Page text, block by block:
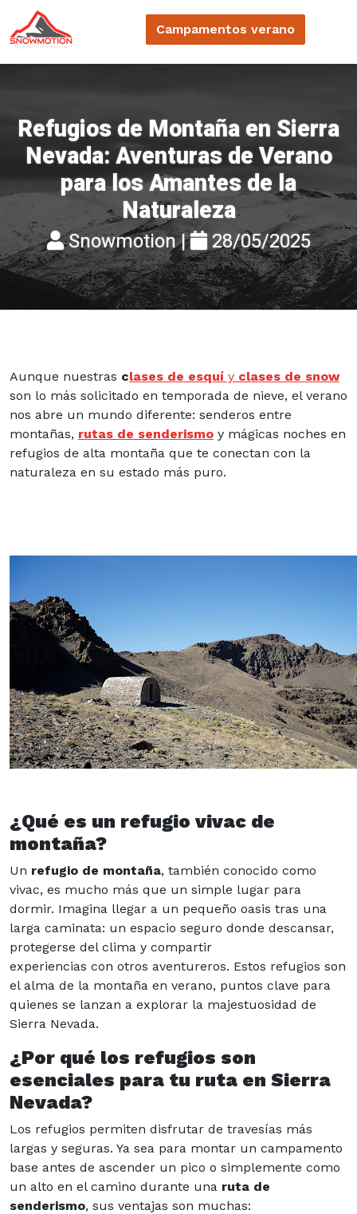
Campamentos verano
Refugios de Montaña en Sierra
Nevada: Aventuras de Verano
para los Amantes de la
Naturaleza
Snowmotion | 28/05/2025
Aunque nuestras clases de esquí y clases de snow
son lo más solicitado en temporada de nieve, el verano
nos abre un mundo diferente: senderos entre
montañas, rutas de senderismo y mágicas noches en
refugios de alta montaña que te conectan con la
naturaleza en su estado más puro.
¿Qué es un refugio vivac de
montaña?
Un refugio de montaña, también conocido como
vivac, es mucho más que un simple lugar para
dormir. Imagina llegar a un pequeño oasis tras una
larga caminata: un espacio seguro donde descansar,
protegerse del clima y compartir
experiencias con otros aventureros. Estos refugios son
el alma de la montaña en verano, puntos clave para
quienes se lanzan a explorar la majestuosidad de
Sierra Nevada.
¿Por qué los refugios son
esenciales para tu ruta en Sierra
Nevada?
Los refugios permiten disfrutar de travesías más
largas y seguras. Ya sea para montar un campamento
base antes de ascender un pico o simplemente como
un alto en el camino durante una ruta de
senderismo, sus ventajas son muchas: